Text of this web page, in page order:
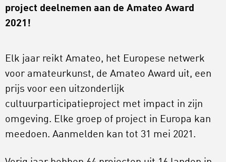
project deelnemen aan de Amateo Award
2021!
Elk jaar reikt Amateo, het Europese netwerk
voor amateurkunst, de Amateo Award uit, een
prijs voor een uitzonderlijk
cultuurparticipatieproject met impact in zijn
omgeving. Elke groep of project in Europa kan
meedoen. Aanmelden kan tot 31 mei 2021.